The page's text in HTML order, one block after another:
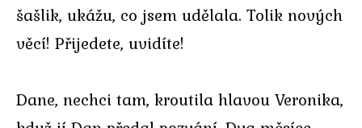
šašlik, ukážu, co jsem udělala. Tolik nových
věcí! Přijedete, uvidíte!
Dane, nechci tam, kroutila hlavou Veronika,